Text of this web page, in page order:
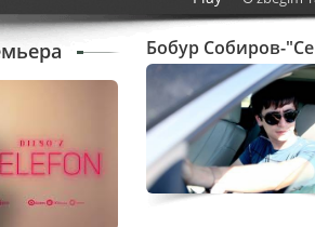
Бобур Собиров-